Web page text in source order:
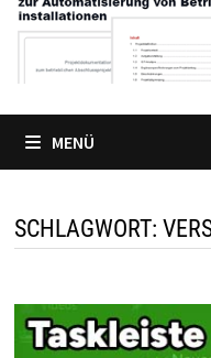
MENÜ
SCHLAGWORT: